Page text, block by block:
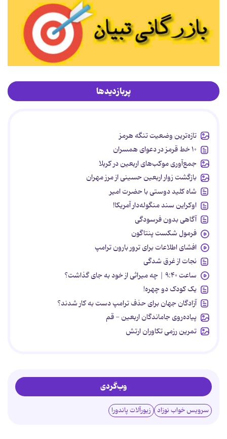
پربازدیدها
تازه‌ترین وضعیت تنگه هرمز
۱۰ خط قرمز در دعوای همسران
جمع‌آوری موکب‌های اربعین در کربلا
بازگشت زوار اربعین حسینی از مرز مهران
شاه کلید دوستی با حضرت امیر
اوکراین سند منگوله‌دار آمریکا!
آگاهی بدون فرسودگی
فرمول شکست پنتاگون
افشای اطلاعات برای ترور بارون ترامپ
نجات از غرق شدگی
ساعت ۹:۴۰ | چه میراثی از خود به جای گذاشت؟
یک کودک دو چهره!
آزادگان جهان برای حذف ترامپ دست به کار شدند؟
پیاده‌روی جاماندگان اربعین - قم
تمرین رزمی تکاوران ارتش
وب‌گردی
سرویس خواب نوزاد زیورآلات پاندورا